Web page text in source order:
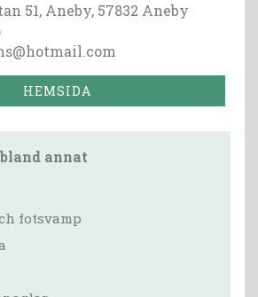
51, Aneby, 57832 Aneby
HEMSIDA
annat
fotsvamp